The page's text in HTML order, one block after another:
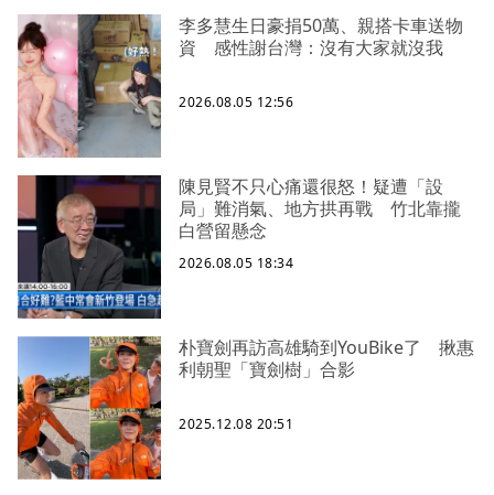
李多慧生日豪捐50萬、親搭卡車送物
資 感性謝台灣：沒有大家就沒我
2026.08.05 12:56
陳見賢不只心痛還很怒！疑遭「設
局」難消氣、地方拱再戰 竹北靠攏
白營留懸念
2026.08.05 18:34
朴寶劍再訪高雄騎到YouBike了 揪惠
利朝聖「寶劍樹」合影
2025.12.08 20:51